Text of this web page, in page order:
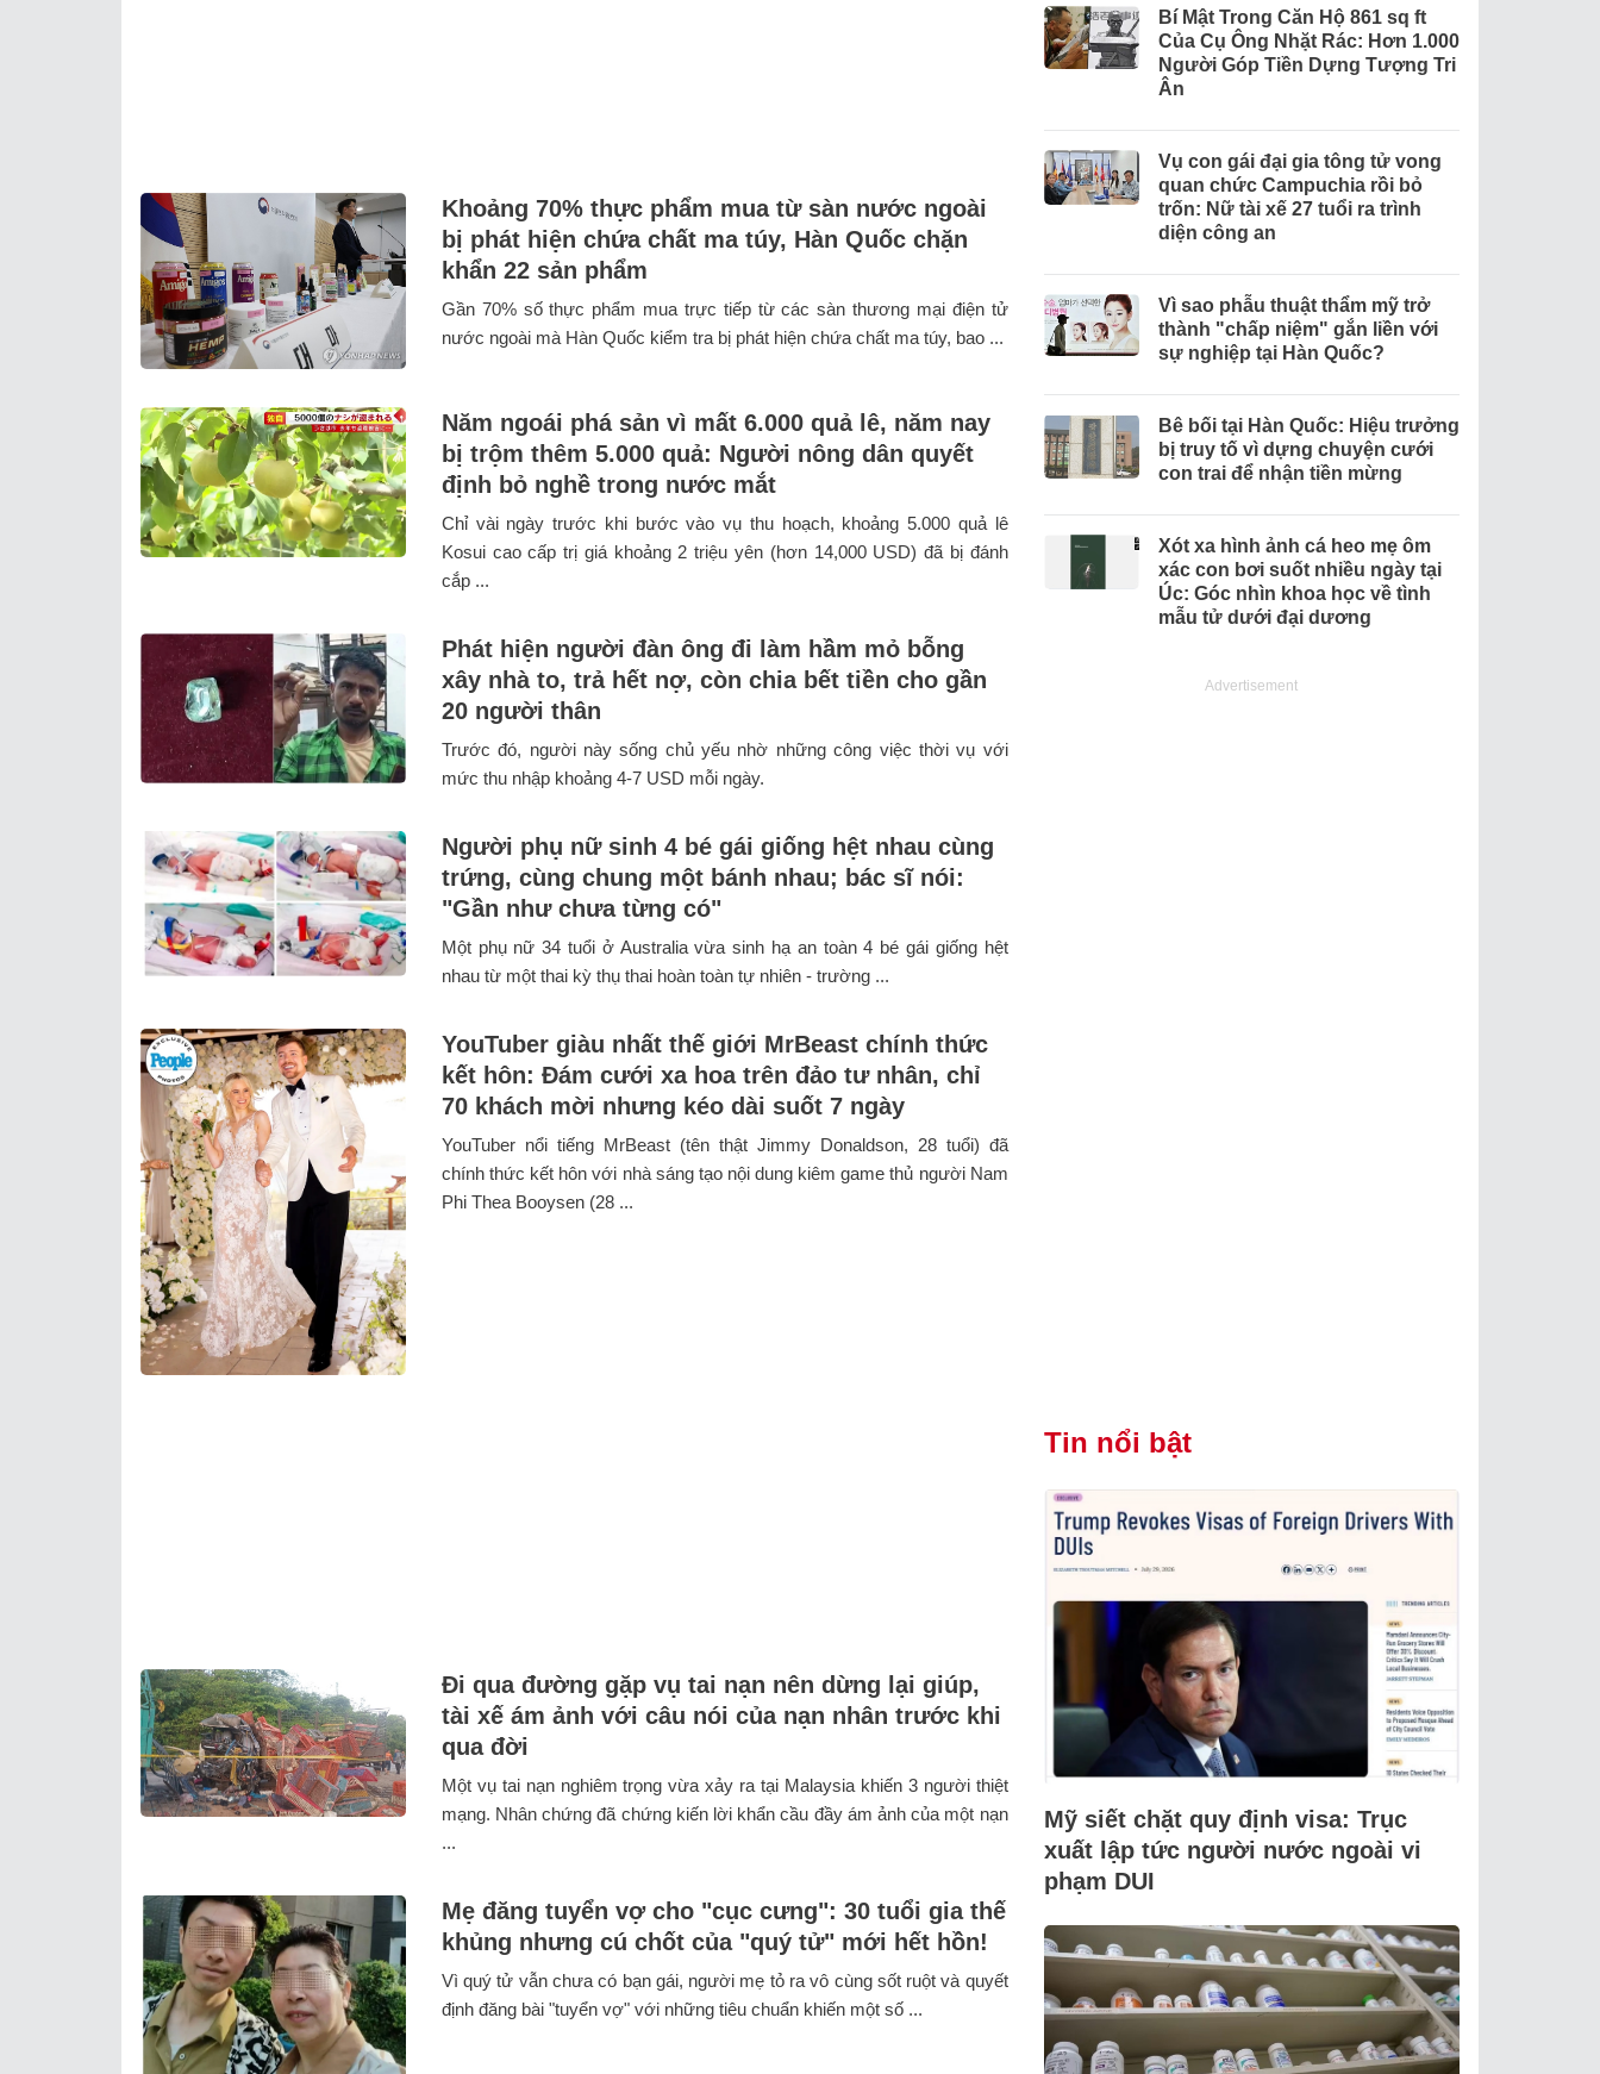
Khoảng 70% thực phẩm mua từ sàn nước ngoài
bị phát hiện chứa chất ma túy, Hàn Quốc chặn
khẩn 22 sản phẩm
Gần 70% số thực phẩm mua trực tiếp từ các sàn thương mại điện tử
nước ngoài mà Hàn Quốc kiểm tra bị phát hiện chứa chất ma túy, bao ...
Năm ngoái phá sản vì mất 6.000 quả lê, năm nay
bị trộm thêm 5.000 quả: Người nông dân quyết
định bỏ nghề trong nước mắt
Chỉ vài ngày trước khi bước vào vụ thu hoạch, khoảng 5.000 quả lê
Kosui cao cấp trị giá khoảng 2 triệu yên (hơn 14,000 USD) đã bị đánh
cắp ...
Phát hiện người đàn ông đi làm hầm mỏ bỗng
xây nhà to, trả hết nợ, còn chia bết tiền cho gần
20 người thân
Trước đó, người này sống chủ yếu nhờ những công việc thời vụ với
mức thu nhập khoảng 4-7 USD mỗi ngày.
Người phụ nữ sinh 4 bé gái giống hệt nhau cùng
trứng, cùng chung một bánh nhau; bác sĩ nói:
"Gần như chưa từng có"
Một phụ nữ 34 tuổi ở Australia vừa sinh hạ an toàn 4 bé gái giống hệt
nhau từ một thai kỳ thụ thai hoàn toàn tự nhiên - trường ...
YouTuber giàu nhất thế giới MrBeast chính thức
kết hôn: Đám cưới xa hoa trên đảo tư nhân, chỉ
70 khách mời nhưng kéo dài suốt 7 ngày
YouTuber nổi tiếng MrBeast (tên thật Jimmy Donaldson, 28 tuổi) đã
chính thức kết hôn với nhà sáng tạo nội dung kiêm game thủ người Nam
Phi Thea Booysen (28 ...
Đi qua đường gặp vụ tai nạn nên dừng lại giúp,
tài xế ám ảnh với câu nói của nạn nhân trước khi
qua đời
Một vụ tai nạn nghiêm trọng vừa xảy ra tại Malaysia khiến 3 người thiệt
mạng. Nhân chứng đã chứng kiến lời khẩn cầu đầy ám ảnh của một nạn
...
Mẹ đăng tuyển vợ cho "cục cưng": 30 tuổi gia thế
khủng nhưng cú chốt của "quý tử" mới hết hồn!
Vì quý tử vẫn chưa có bạn gái, người mẹ tỏ ra vô cùng sốt ruột và quyết
định đăng bài "tuyển vợ" với những tiêu chuẩn khiến một số ...
Bí Mật Trong Căn Hộ 861 sq ft
Của Cụ Ông Nhặt Rác: Hơn 1.000
Người Góp Tiền Dựng Tượng Tri
Ân
Vụ con gái đại gia tông tử vong
quan chức Campuchia rồi bỏ
trốn: Nữ tài xế 27 tuổi ra trình
diện công an
Vì sao phẫu thuật thẩm mỹ trở
thành "chấp niệm" gắn liền với
sự nghiệp tại Hàn Quốc?
Bê bối tại Hàn Quốc: Hiệu trưởng
bị truy tố vì dựng chuyện cưới
con trai để nhận tiền mừng
Xót xa hình ảnh cá heo mẹ ôm
xác con bơi suốt nhiều ngày tại
Úc: Góc nhìn khoa học về tình
mẫu tử dưới đại dương
Advertisement
Tin nổi bật
Mỹ siết chặt quy định visa: Trục
xuất lập tức người nước ngoài vi
phạm DUI